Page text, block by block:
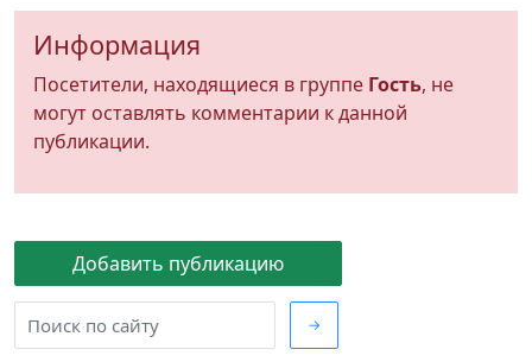
Добавить публикацию
→
Информация
Посетители, находящиеся в группе Гость, не
могут оставлять комментарии к данной
публикации.